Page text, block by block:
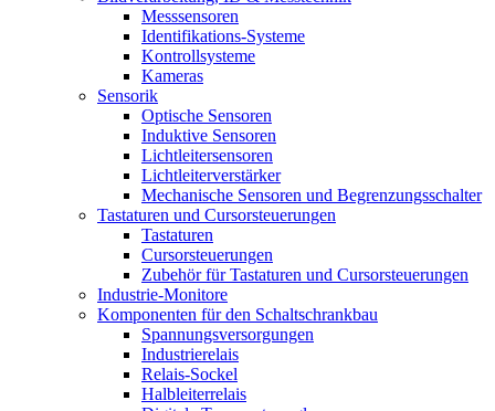
Messsensoren
Identifikations-Systeme
Kontrollsysteme
Kameras
Sensorik
Optische Sensoren
Induktive Sensoren
Lichtleitersensoren
Lichtleiterverstärker
Mechanische Sensoren und Begrenzungsschalter
Tastaturen und Cursorsteuerungen
Tastaturen
Cursorsteuerungen
Zubehör für Tastaturen und Cursorsteuerungen
Industrie-Monitore
Komponenten für den Schaltschrankbau
Spannungsversorgungen
Industrierelais
Relais-Sockel
Halbleiterrelais